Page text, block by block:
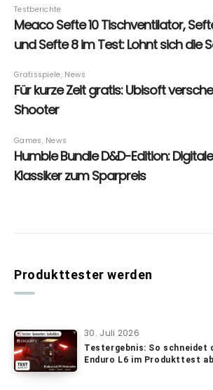
Produkttester werden
30. Juli 2026
Testergebnis: So schneidet
Enduro L6 im Produkttest ab